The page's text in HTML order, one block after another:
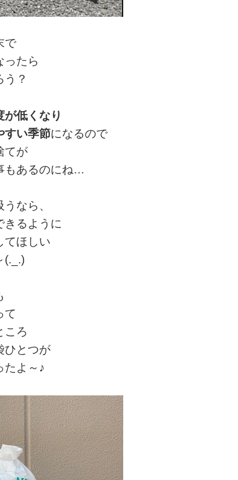
で
ったら
う？
が低くなり
すい季節になるので
てが
もあるのにね…
なら、
きるように
てほしい
(._.)
て
ころ
ひとつが
たよ～♪